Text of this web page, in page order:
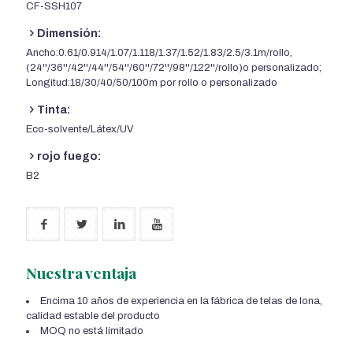
CF-SSH107
Dimensión:
Ancho:0.61/0.914/1.07/1.118/1.37/1.52/1.83/2.5/3.1m/rollo,
(24''/36''/42''/44''/54''/60''/72''/98''/122''/rollo)o personalizado;
Longitud:18/30/40/50/100m por rollo o personalizado
Tinta:
Eco-solvente/Látex/UV
rojo fuego:
B2
Nuestra ventaja
Encima 10 años de experiencia en la fábrica de telas de lona,
calidad estable del producto
MOQ no está limitado